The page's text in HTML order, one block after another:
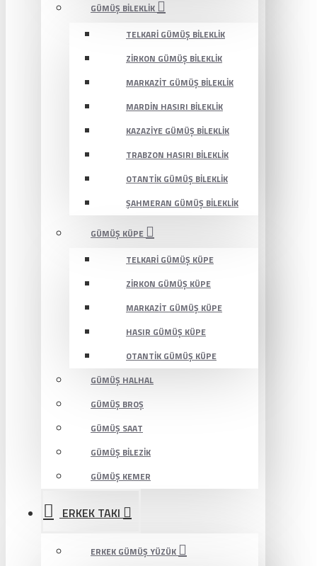
GÜMÜŞ BILEKLIK
TELKARI GÜMÜŞ BILEKLIK
ZIRKON GÜMÜŞ BILEKLIK
MARKAZIT GÜMÜŞ BILEKLIK
MARDIN HASIRI BILEKLIK
KAZAZIYE GÜMÜŞ BILEKLIK
TRABZON HASIRI BILEKLIK
OTANTIK GÜMÜŞ BILEKLIK
ŞAHMERAN GÜMÜŞ BILEKLIK
GÜMÜŞ KÜPE
TELKARI GÜMÜŞ KÜPE
ZIRKON GÜMÜŞ KÜPE
MARKAZIT GÜMÜŞ KÜPE
HASIR GÜMÜŞ KÜPE
OTANTIK GÜMÜŞ KÜPE
GÜMÜŞ HALHAL
GÜMÜŞ BROŞ
GÜMÜŞ SAAT
GÜMÜŞ BILEZIK
GÜMÜŞ KEMER
ERKEK TAKI
ERKEK GÜMÜŞ YÜZÜK